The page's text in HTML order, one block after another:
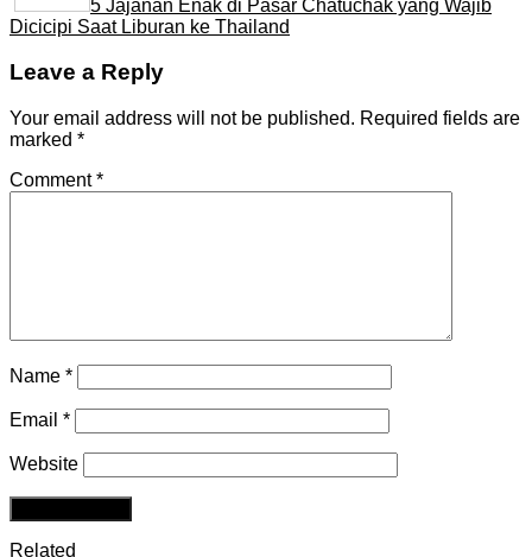
5 Jajanan Enak di Pasar Chatuchak yang Wajib
Dicicipi Saat Liburan ke Thailand
Leave a Reply
Your email address will not be published. Required fields are
marked *
Comment*
Name *
Email *
Website
Related